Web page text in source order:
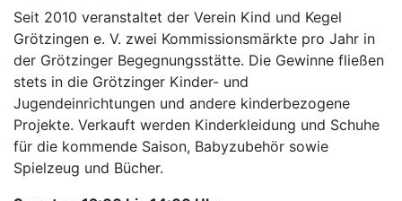
Seit 2010 veranstaltet der Verein Kind und Kegel
Grötzingen e. V. zwei Kommissionsmärkte pro Jahr in
der Grötzinger Begegnungsstätte. Die Gewinne fließen
stets in die Grötzinger Kinder- und
Jugendeinrichtungen und andere kinderbezogene
Projekte. Verkauft werden Kinderkleidung und Schuhe
für die kommende Saison, Babyzubehör sowie
Spielzeug und Bücher.